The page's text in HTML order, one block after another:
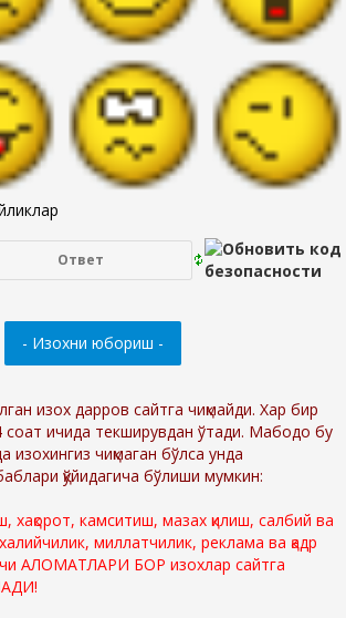
изох дарров сайтга чиқмайди. Хар бир
соат ичида текширувдан ўтади. Мабодо бу
изохингиз чиқмаган бўлса унда
қўйидагича бўлиши мумкин:
хақорот, камситиш, мазах қилиш, салбий ва
миллатчилик, реклама ва қадр
АЛОМАТЛАРИ БОР изохлар сайтга